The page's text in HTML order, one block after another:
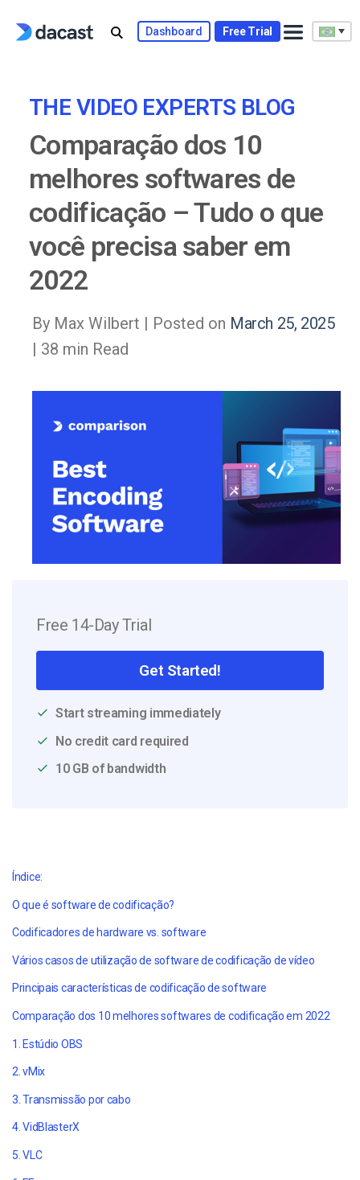
Dashboard Free Trial
THE VIDEO EXPERTS BLOG
Comparação dos 10
melhores softwares de
codificação – Tudo o que
você precisa saber em
2022
By Max Wilbert | Posted on March 25, 2025
| 38 min Read
Free 14-Day Trial
Get Started!
Start streaming immediately
No credit card required
10 GB of bandwidth
Índice:
O que é software de codificação?
Codificadores de hardware vs. software
Vários casos de utilização de software de codificação de vídeo
Principais características de codificação de software
Comparação dos 10 melhores softwares de codificação em 2022
1. Estúdio OBS
2. vMix
3. Transmissão por cabo
4. VidBlasterX
5. VLC